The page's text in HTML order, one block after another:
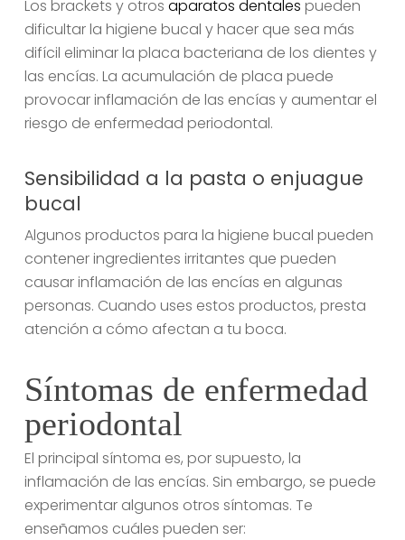
Los brackets y otros aparatos dentales pueden
dificultar la higiene bucal y hacer que sea más
difícil eliminar la placa bacteriana de los dientes y
las encías. La acumulación de placa puede
provocar inflamación de las encías y aumentar el
riesgo de enfermedad periodontal.
Sensibilidad a la pasta o enjuague
bucal
Algunos productos para la higiene bucal pueden
contener ingredientes irritantes que pueden
causar inflamación de las encías en algunas
personas. Cuando uses estos productos, presta
atención a cómo afectan a tu boca.
Síntomas de enfermedad
periodontal
El principal síntoma es, por supuesto, la
inflamación de las encías. Sin embargo, se puede
experimentar algunos otros síntomas. Te
enseñamos cuáles pueden ser: